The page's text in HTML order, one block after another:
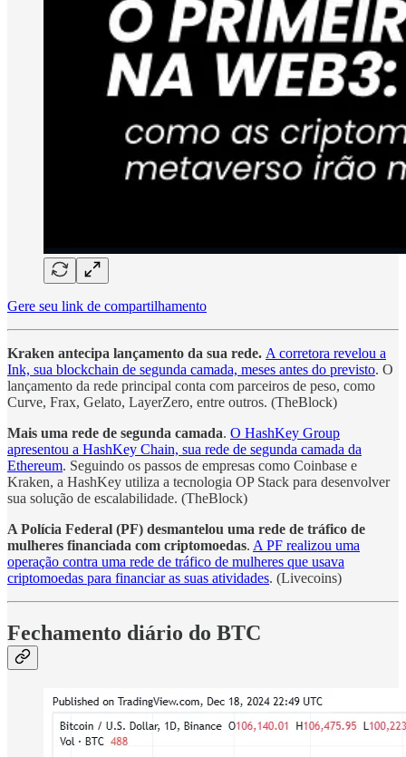
Gere seu link de compartilhamento
Kraken antecipa lançamento da sua rede. A corretora revelou a
Ink, sua blockchain de segunda camada, meses antes do previsto. O
lançamento da rede principal conta com parceiros de peso, como
Curve, Frax, Gelato, LayerZero, entre outros. (TheBlock)
Mais uma rede de segunda camada. O HashKey Group
apresentou a HashKey Chain, sua rede de segunda camada da
Ethereum. Seguindo os passos de empresas como Coinbase e
Kraken, a HashKey utiliza a tecnologia OP Stack para desenvolver
sua solução de escalabilidade. (TheBlock)
A Polícia Federal (PF) desmantelou uma rede de tráfico de
mulheres financiada com criptomoedas. A PF realizou uma
operação contra uma rede de tráfico de mulheres que usava
criptomoedas para financiar as suas atividades. (Livecoins)
Fechamento diário do BTC